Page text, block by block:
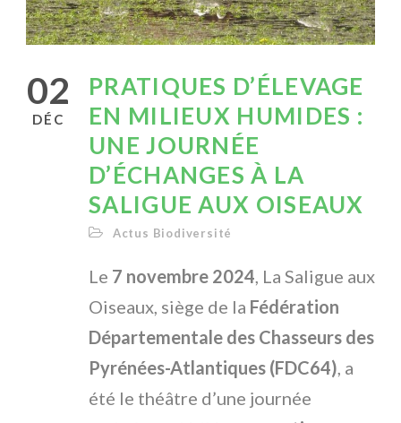
02
DÉC
PRATIQUES D’ÉLEVAGE
EN MILIEUX HUMIDES :
UNE JOURNÉE
D’ÉCHANGES À LA
SALIGUE AUX OISEAUX
Actus Biodiversité
Le 7 novembre 2024, La Saligue aux
Oiseaux, siège de la Fédération
Départementale des Chasseurs des
Pyrénées-Atlantiques (FDC64), a
été le théâtre d’une journée